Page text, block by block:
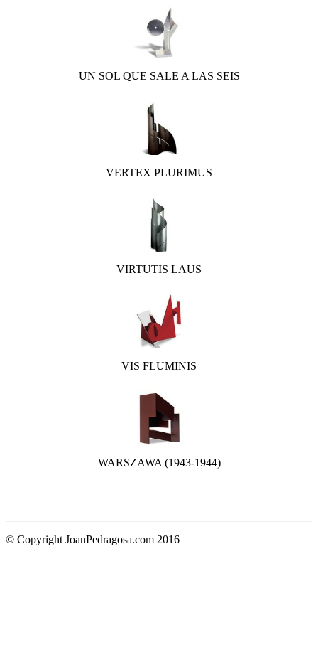
UN SOL QUE SALE A LAS SEIS
VERTEX PLURIMUS
VIRTUTIS LAUS
VIS FLUMINIS
WARSZAWA (1943-1944)
© Copyright JoanPedragosa.com 2016